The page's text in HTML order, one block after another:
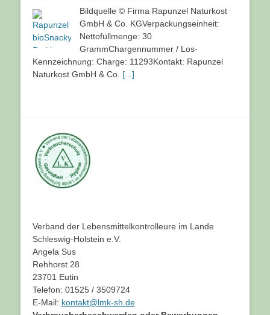
Bildquelle © Firma Rapunzel Naturkost
GmbH & Co. KGVerpackungseinheit:
Nettofüllmenge: 30
GrammChargennummer / Los-
Kennzeichnung: Charge: 11293Kontakt: Rapunzel
Naturkost GmbH & Co. [...]
Verband der Lebensmittelkontrolleure im Lande
Schleswig-Holstein e.V.
Angela Sus
Rehhorst 28
23701 Eutin
Telefon: 01525 / 3509724
E-Mail: kontakt@lmk-sh.de